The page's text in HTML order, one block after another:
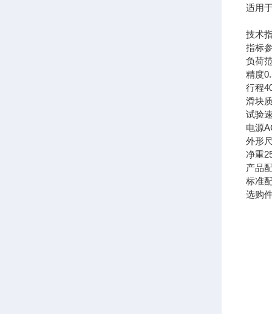
适用
技术
指标
负荷
精度
行程
滑块
试验
电源
外形
净重
产品
标准
选购